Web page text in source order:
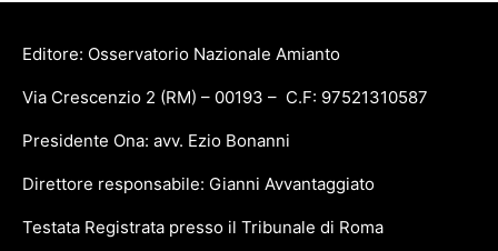
Editore: Osservatorio Nazionale Amianto
Via Crescenzio 2 (RM) – 00193 – C.F: 97521310587
Presidente Ona: avv. Ezio Bonanni
Direttore responsabile: Gianni Avvantaggiato
Testata Registrata presso il Tribunale di Roma